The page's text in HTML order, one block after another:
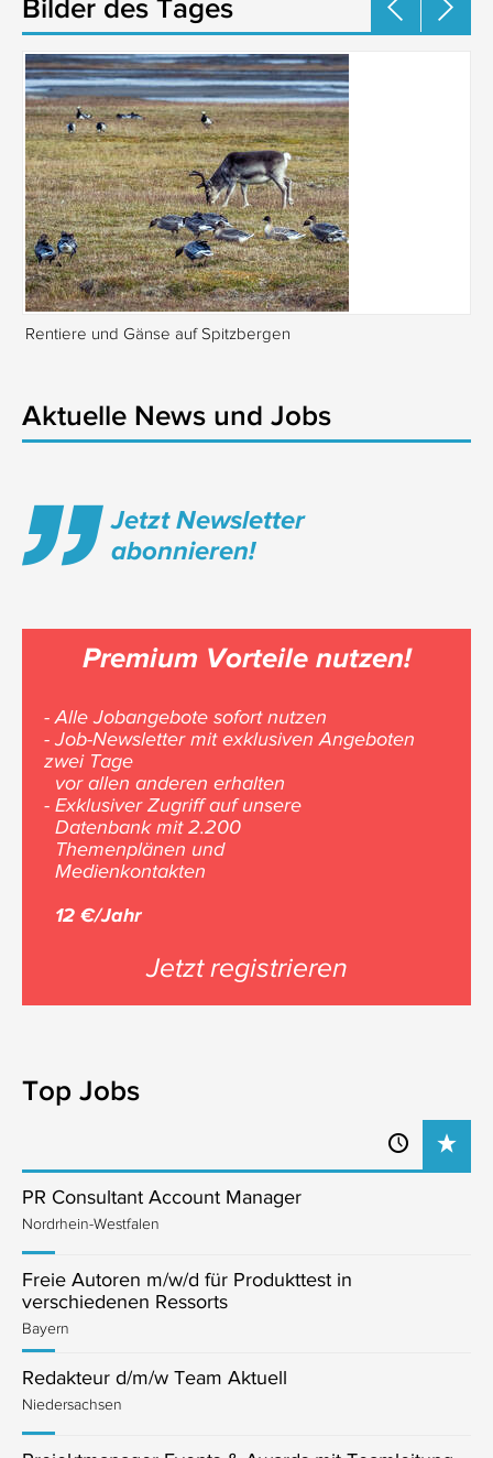
Bilder des Tages
Rentiere und Gänse auf Spitzbergen
Aktuelle News und Jobs
Jetzt Newsletter
abonnieren!
Premium Vorteile nutzen!
- Alle Jobangebote sofort nutzen
- Job-Newsletter mit exklusiven Angeboten
zwei Tage
vor allen anderen erhalten
- Exklusiver Zugriff auf unsere
Datenbank mit 2.200
Themenplänen und
Medienkontakten
12 €/Jahr
Jetzt registrieren
Top Jobs
PR Consultant Account Manager
Nordrhein-Westfalen
Freie Autoren m/w/d für Produkttest in
verschiedenen Ressorts
Bayern
Redakteur d/m/w Team Aktuell
Niedersachsen